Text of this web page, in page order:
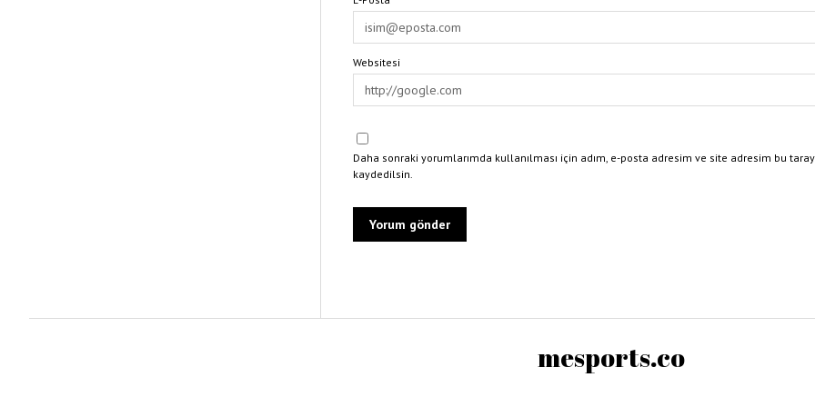
Websitesi
Daha sonraki yorumlarımda kullanılması için adım, e-posta adresim ve site adresim bu
kaydedilsin.
mesports.co